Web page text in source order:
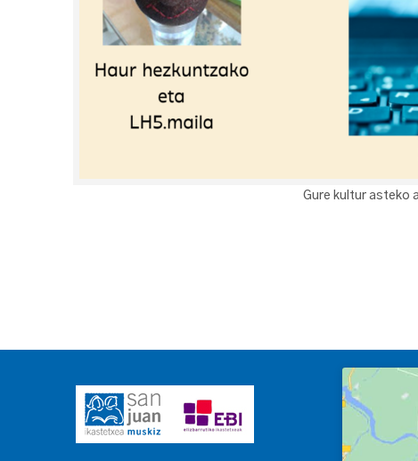
Gure kultur asteko